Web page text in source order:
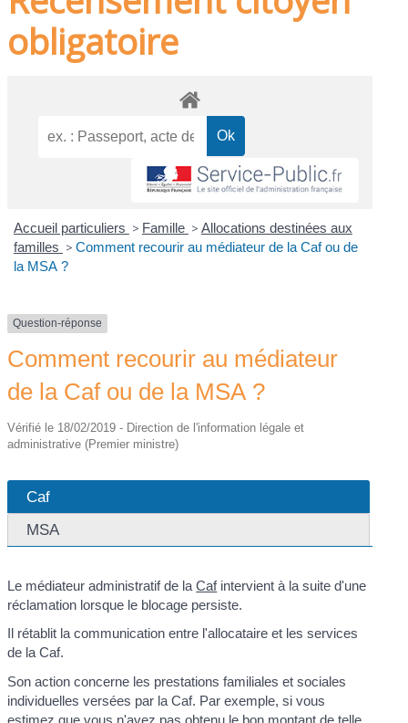
obligatoire
Accueil particuliers > Famille > Allocations destinées aux
familles > Comment recourir au médiateur de la Caf ou de
la MSA ?
Question-réponse
Comment recourir au médiateur
de la Caf ou de la MSA ?
Vérifié le 18/02/2019 - Direction de l'information légale et
administrative (Premier ministre)
Caf
MSA
Le médiateur administratif de laCafintervient à la suite d'une
réclamation lorsque le blocage persiste.
Il rétablit la communication entre l'allocataire et les services
de la Caf.
Son action concerne les prestations familiales et sociales
individuelles versées par la Caf. Par exemple, si vous
estimez que vous n'avez pas obtenu le bon montant de telle